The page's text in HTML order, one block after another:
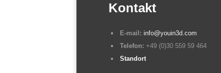
Kontakt
E-mail: info@youin3d.com
Telefon: +49 (0)30 559 59 464
Standort